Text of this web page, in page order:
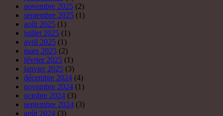
novembre 2025 (2)
septembre 2025 (1)
août 2025 (1)
juillet 2025 (1)
avril 2025 (1)
mars 2025 (2)
février 2025 (1)
janvier 2025 (3)
décembre 2024 (4)
novembre 2024 (1)
octobre 2024 (3)
septembre 2024 (3)
août 2024 (3)